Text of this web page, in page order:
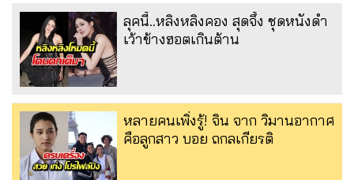
ลุคนี้..หลิงหลิงคอง สุดจึ้ง ชุดหนังดำ
เว้าข้างฮอตเกินต้าน
หลายคนเพิ่งรู้! จิน จาก วิมานอากาศ
คือลูกสาว บอย ถกลเกียรติ